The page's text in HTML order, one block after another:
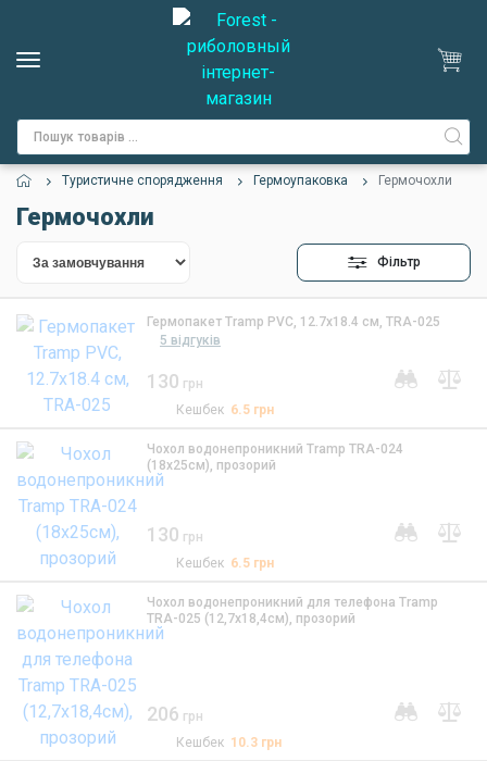
Туристичне спорядження Гермоупаковка Гермочохли
Гермочохли
Фільтр
5 відгуків
Гермопакет Tramp PVC, 12.7x18.4 см, TRA-025
130 грн
Кешбек 6.5 грн
Чохол водонепроникний Tramp TRA-024
(18x25см), прозорий
130 грн
Кешбек 6.5 грн
Чохол водонепроникний для телефона Tramp
TRA-025 (12,7x18,4см), прозорий
206 грн
Кешбек 10.3 грн